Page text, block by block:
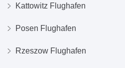
Kattowitz Flughafen
Posen Flughafen
Rzeszow Flughafen